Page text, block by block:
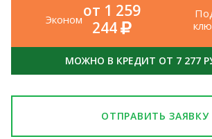
Экономот 1 259
244
МОЖНО В КРЕДИТ ОТ 7 277
ОТПРАВИТЬ ЗАЯВКУ